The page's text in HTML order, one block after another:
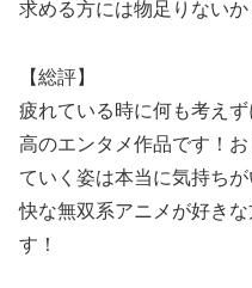
求める方には物足りないか
【総評】
疲れている時に何も考え
高のエンタメ作品です！
ていく姿は本当に気持ち
快な無双系アニメが好き
す！